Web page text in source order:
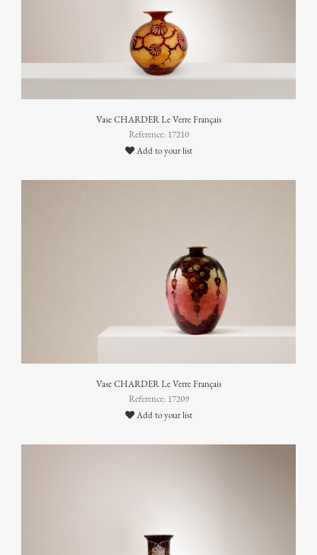
Vase CHARDER Le Verre Français
Reference: 17210
Add to your list
Vase CHARDER Le Verre Français
Reference: 17209
Add to your list